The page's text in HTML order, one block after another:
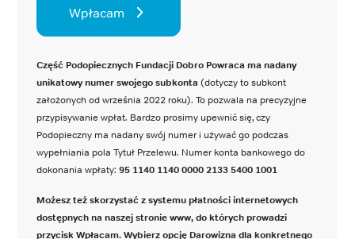
Wpłacam
Część Podopiecznych Fundacji Dobro Powraca ma nadany
unikatowy numer swojego subkonta (dotyczy to subkont
założonych od września 2022 roku). To pozwala na precyzyjne
przypisywanie wpłat. Bardzo prosimy upewnić się, czy
Podopieczny ma nadany swój numer i używać go podczas
wypełniania pola Tytuł Przelewu. Numer konta bankowego do
dokonania wpłaty: 95 1140 1140 0000 2133 5400 1001
Możesz też skorzystać z systemu płatności internetowych
dostępnych na naszej stronie www, do których prowadzi
przycisk Wpłacam. Wybierz opcję Darowizna dla konkretnego